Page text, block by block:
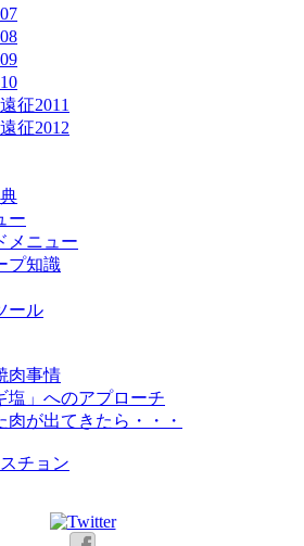
征2011
征2012
ー
メニュー
プ知識
ール
肉事情
塩」へのアプローチ
肉が出てきたら・・・
チョン